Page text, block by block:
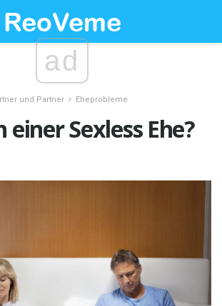
ad
und Partner Eheprobleme
einer Sexless Ehe?